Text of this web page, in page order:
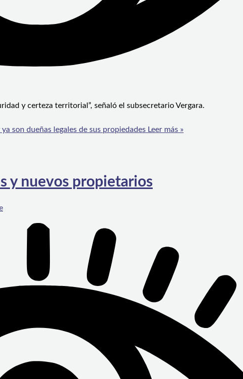
y certeza territorial”, señaló el subsecretario Vergara.
son dueñas legales de sus propiedades Leer más »
y nuevos propietarios